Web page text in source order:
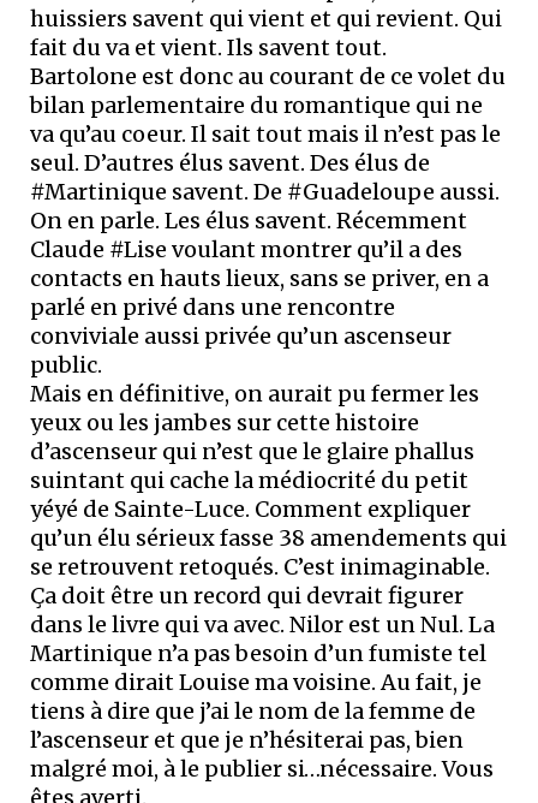
huissiers savent qui vient et qui revient. Qui
fait du va et vient. Ils savent tout.
Bartolone est donc au courant de ce volet du
bilan parlementaire du romantique qui ne
va qu’au coeur. Il sait tout mais il n’est pas le
seul. D’autres élus savent. Des élus de
#Martinique savent. De #Guadeloupe aussi.
On en parle. Les élus savent. Récemment
Claude #Lise voulant montrer qu’il a des
contacts en hauts lieux, sans se priver, en a
parlé en privé dans une rencontre
conviviale aussi privée qu’un ascenseur
public.
Mais en définitive, on aurait pu fermer les
yeux ou les jambes sur cette histoire
d’ascenseur qui n’est que le glaire phallus
suintant qui cache la médiocrité du petit
yéyé de Sainte-Luce. Comment expliquer
qu’un élu sérieux fasse 38 amendements qui
se retrouvent retoqués. C’est inimaginable.
Ça doit être un record qui devrait figurer
dans le livre qui va avec. Nilor est un Nul. La
Martinique n’a pas besoin d’un fumiste tel
comme dirait Louise ma voisine. Au fait, je
tiens à dire que j’ai le nom de la femme de
l’ascenseur et que je n’hésiterai pas, bien
malgré moi, à le publier si…nécessaire. Vous